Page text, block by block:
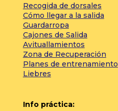
Recogida de dorsales
Cómo llegar a la salida
Guardarropa
Cajones de Salida
Avituallamientos
Zona de Recuperación
Planes de entrenamiento
Liebres
Info práctica: